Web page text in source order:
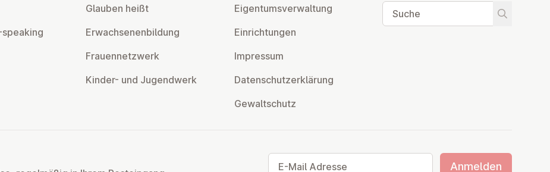
speaking
Glauben heißt
Er­wach­se­nen­bil­dung
Frau­en­netz­werk
Kinder- und Ju­gend­werk
Ei­gen­tums­ver­wal­tung
Ein­rich­tun­gen
Impressum
Da­ten­schutz­er­klä­rung
Ge­walt­schutz
Suche
Suche
Anmelden